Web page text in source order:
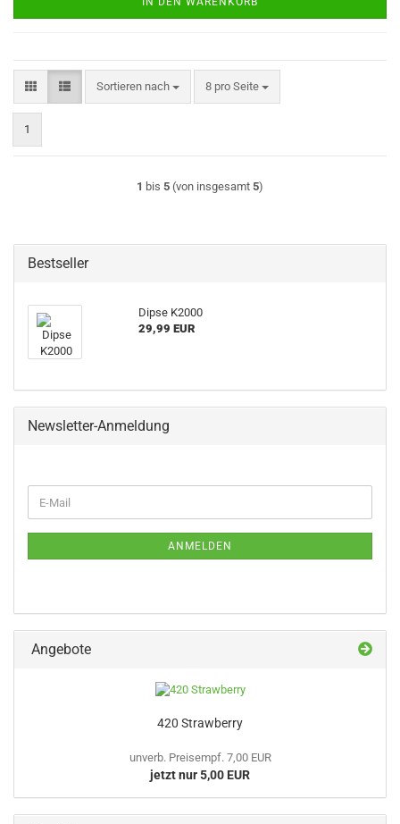
Sortieren nach
Sortieren nach 8 pro Seite
pro Seite
1
1 bis 5 (von insgesamt 5)
Bestseller
Dipse K2000
29,99 EUR
Newsletter-Anmeldung
ZUR
E-
Mail
ANMELDEN
Angebote
420 Strawberry
unverb. Preisempf. 7,00 EUR
jetzt nur 5,00 EUR